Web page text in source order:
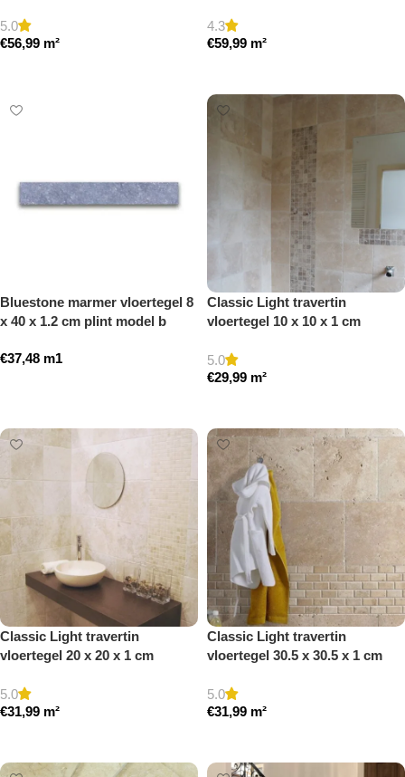
5.0
€56,99 m²
4.3
€59,99 m²
Bluestone marmer vloertegel 8
x 40 x 1.2 cm plint model b
€37,48 m1
Classic Light travertin
vloertegel 10 x 10 x 1 cm
5.0
€29,99 m²
Classic Light travertin
vloertegel 20 x 20 x 1 cm
5.0
€31,99 m²
Classic Light travertin
vloertegel 30.5 x 30.5 x 1 cm
5.0
€31,99 m²